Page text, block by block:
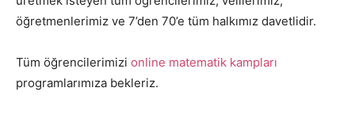
öğretmenlerimiz ve 7’den 70’e tüm halkımız davetlidir.
Tüm öğrencilerimizi online matematik kampları
programlarımıza bekleriz.